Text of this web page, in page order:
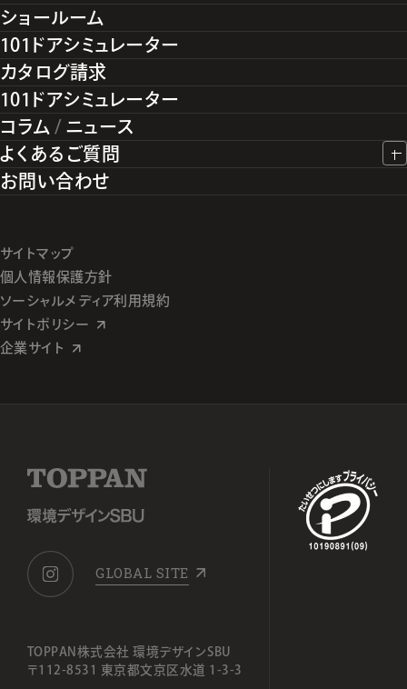
ショールーム
101ドアシミュレーター
カタログ請求
101ドアシミュレーター
コラム /ニュース
よくあるご質問
お問い合わせ
サイトマップ
個人情報保護方針
ソーシャルメディア利用規約
サイトポリシー
企業サイト
GLOBAL SITE
TOPPAN株式会社 環境デザインSBU
〒112-8531 東京都文京区水道 1-3-3